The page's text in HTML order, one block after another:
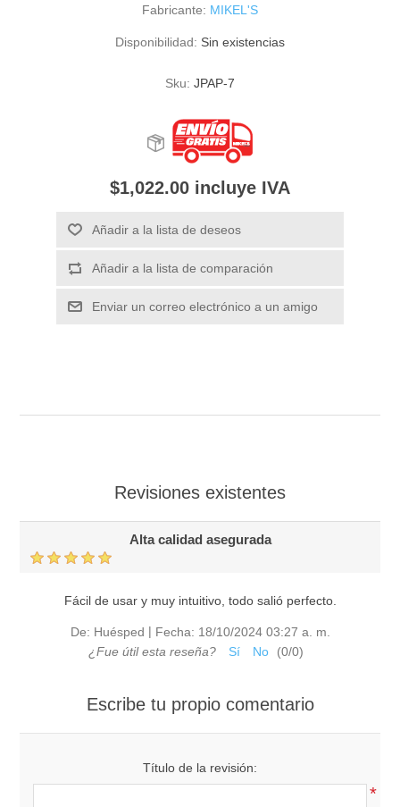
Fabricante: MIKEL'S
Disponibilidad: Sin existencias
Sku: JPAP-7
$1,022.00 incluye IVA
Añadir a la lista de deseos
Añadir a la lista de comparación
Enviar un correo electrónico a un amigo
Revisiones existentes
Alta calidad asegurada
Fácil de usar y muy intuitivo, todo salió perfecto.
De: Huésped | Fecha: 18/10/2024 03:27 a. m.
¿Fue útil esta reseña?
Sí No (0/0)
Escribe tu propio comentario
Título de la revisión:
*